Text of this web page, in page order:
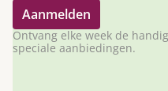
Ontvang elke week de
speciale aanbiedingen.